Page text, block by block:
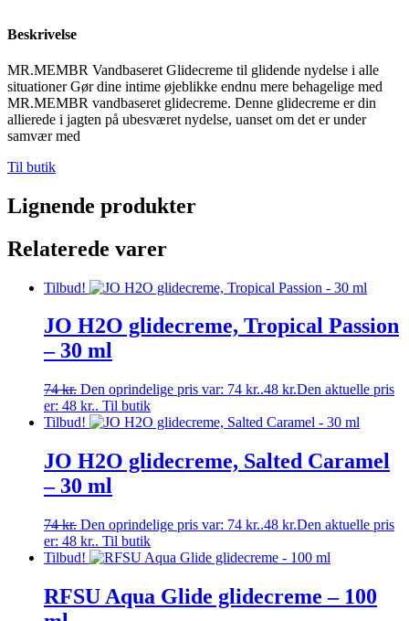
Beskrivelse
MR.MEMBR Vandbaseret Glidecreme til glidende nydelse i alle
situationer Gør dine intime øjeblikke endnu mere behagelige med
MR.MEMBR vandbaseret glidecreme. Denne glidecreme er din
allierede i jagten på ubesværet nydelse, uanset om det er under
samvær med
Til butik
Lignende produkter
Relaterede varer
Tilbud!
JO H2O glidecreme, Tropical Passion
– 30 ml
74kr. Den oprindelige pris var: 74 kr..48 kr.Den aktuelle pris
er: 48 kr.. Til butik
Tilbud!
JO H2O glidecreme, Salted Caramel
– 30 ml
74kr. Den oprindelige pris var: 74 kr..48 kr.Den aktuelle pris
er: 48 kr.. Til butik
Tilbud!
RFSU Aqua Glide glidecreme – 100